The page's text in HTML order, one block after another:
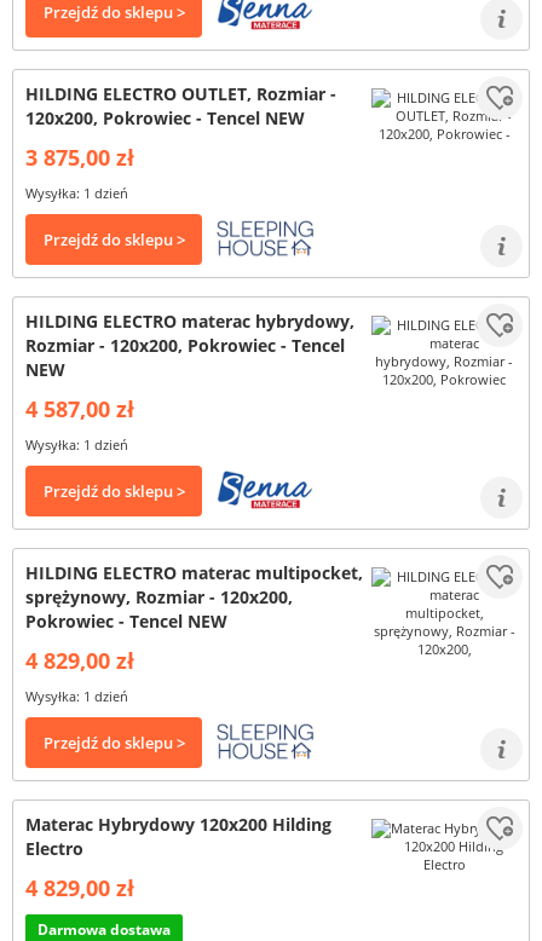
Przejdź do sklepu >
HILDING ELECTRO OUTLET, Rozmiar -
120x200, Pokrowiec - Tencel NEW
3 875,00 zł
Wysyłka: 1 dzień
Przejdź do sklepu >
HILDING ELECTRO materac hybrydowy,
Rozmiar - 120x200, Pokrowiec - Tencel
NEW
4 587,00 zł
Wysyłka: 1 dzień
Przejdź do sklepu >
HILDING ELECTRO materac multipocket,
sprężynowy, Rozmiar - 120x200,
Pokrowiec - Tencel NEW
4 829,00 zł
Wysyłka: 1 dzień
Przejdź do sklepu >
Materac Hybrydowy 120x200 Hilding
Electro
4 829,00 zł
Darmowa dostawa